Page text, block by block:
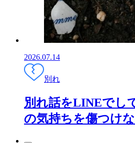
2026.07.14
別れ
別れ話をLINEでし
の気持ちを傷つけ